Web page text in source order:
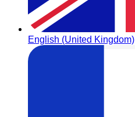
English (United Kingdom)